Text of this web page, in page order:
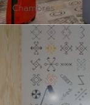
Chambres